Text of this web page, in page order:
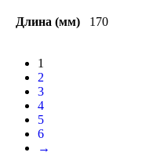
Длина (мм) 170
1
2
3
4
5
6
→